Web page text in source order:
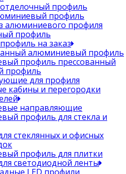
профиль
профиль
алюминиевого профиля
профиль
на заказ
алюминиевый профиль
профиль прессованный
профиль
для профиля
кабины и перегородки
направляющие
профиль для стекла и
стеклянных и офисных
профиль для плитки
светодиодной ленты